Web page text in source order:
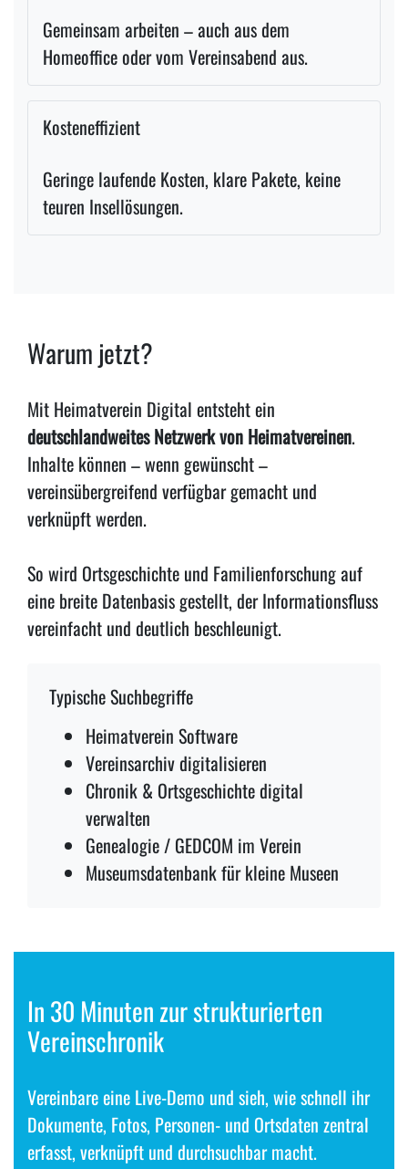
Gemeinsam arbeiten – auch aus dem
Homeoffice oder vom Vereinsabend aus.
Kosteneffizient
Geringe laufende Kosten, klare Pakete, keine
teuren Insellösungen.
Warum jetzt?
Mit Heimatverein Digital entsteht ein
deutschlandweites Netzwerk von Heimatvereinen.
Inhalte können – wenn gewünscht –
vereinsübergreifend verfügbar gemacht und
verknüpft werden.
So wird Ortsgeschichte und Familienforschung auf
eine breite Datenbasis gestellt, der Informationsfluss
vereinfacht und deutlich beschleunigt.
Typische Suchbegriffe
Heimatverein Software
Vereinsarchiv digitalisieren
Chronik & Ortsgeschichte digital
verwalten
Genealogie / GEDCOM im Verein
Museumsdatenbank für kleine Museen
In 30 Minuten zur strukturierten
Vereinschronik
Vereinbare eine Live-Demo und sieh, wie schnell ihr
Dokumente, Fotos, Personen- und Ortsdaten zentral
erfasst, verknüpft und durchsuchbar macht.